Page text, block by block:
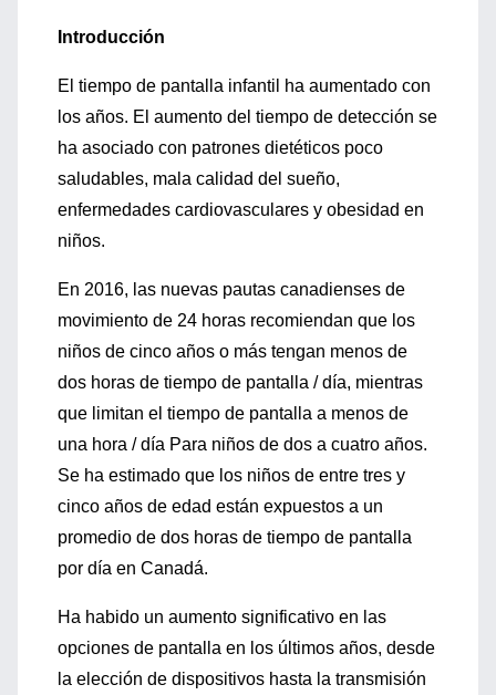
Introducción
El tiempo de pantalla infantil ha aumentado con
los años. El aumento del tiempo de detección se
ha asociado con patrones dietéticos poco
saludables, mala calidad del sueño,
enfermedades cardiovasculares y obesidad en
niños.
En 2016, las nuevas pautas canadienses de
movimiento de 24 horas recomiendan que los
niños de cinco años o más tengan menos de
dos horas de tiempo de pantalla / día, mientras
que limitan el tiempo de pantalla a menos de
una hora / día Para niños de dos a cuatro años.
Se ha estimado que los niños de entre tres y
cinco años de edad están expuestos a un
promedio de dos horas de tiempo de pantalla
por día en Canadá.
Ha habido un aumento significativo en las
opciones de pantalla en los últimos años, desde
la elección de dispositivos hasta la transmisión